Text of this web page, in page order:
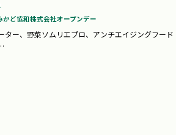
ど協和株式会社オープンデー
ター、野菜ソムリエプロ、アンチエイジングフード